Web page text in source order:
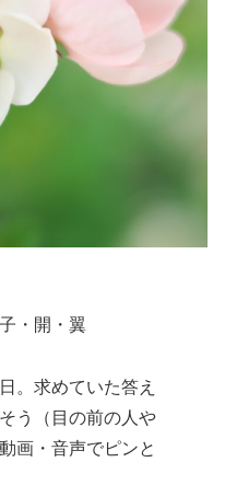
・開・翼
。求めていた答え
う（目の前の人や
画・音声でピンと